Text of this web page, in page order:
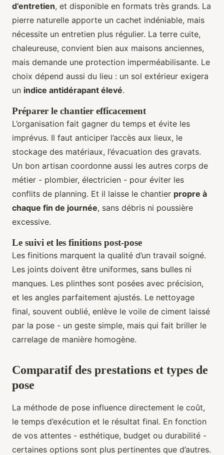
d’entretien, et disponible en formats très grands. La
pierre naturelle apporte un cachet indéniable, mais
nécessite un entretien plus régulier. La terre cuite,
chaleureuse, convient bien aux maisons anciennes,
mais demande une protection imperméabilisante. Le
choix dépend aussi du lieu : un sol extérieur exigera
un indice antidérapant élevé.
Préparer le chantier efficacement
L’organisation fait gagner du temps et évite les
imprévus. Il faut anticiper l’accès aux lieux, le
stockage des matériaux, l’évacuation des gravats.
Un bon artisan coordonne aussi les autres corps de
métier - plombier, électricien - pour éviter les
conflits de planning. Et il laisse le chantier propre à
chaque fin de journée, sans débris ni poussière
excessive.
Le suivi et les finitions post-pose
Les finitions marquent la qualité d’un travail soigné.
Les joints doivent être uniformes, sans bulles ni
manques. Les plinthes sont posées avec précision,
et les angles parfaitement ajustés. Le nettoyage
final, souvent oublié, enlève le voile de ciment laissé
par la pose - un geste simple, mais qui fait briller le
carrelage de manière homogène.
Comparatif des prestations et types de
pose
La méthode de pose influence directement le coût,
le temps d’exécution et le résultat final. En fonction
de vos attentes - esthétique, budget ou durabilité -
certaines options sont plus pertinentes que d’autres.